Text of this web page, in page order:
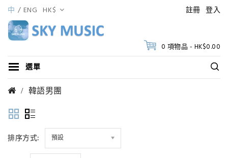
註冊 登入
中 ENG HK$
0 項物品 - HK$0.00
選單
韓語男團
排序方式: 預設